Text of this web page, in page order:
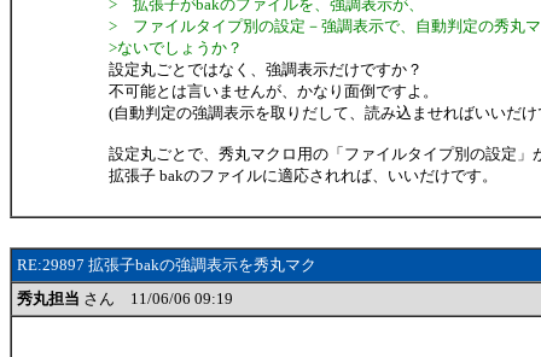
> 拡張子がbakのファイルを、強調表示が、
> ファイルタイプ別の設定－強調表示で、自動判定の秀丸
>ないでしょうか？
設定丸ごとではなく、強調表示だけですか？
不可能とは言いませんが、かなり面倒ですよ。
(自動判定の強調表示を取りだして、読み込ませればいいだ
設定丸ごとで、秀丸マクロ用の「ファイルタイプ別の設定」
拡張子 bakのファイルに適応されれば、いいだけです。
RE:29897 拡張子bakの強調表示を秀丸マク
秀丸担当 さん 11/06/06 09:19